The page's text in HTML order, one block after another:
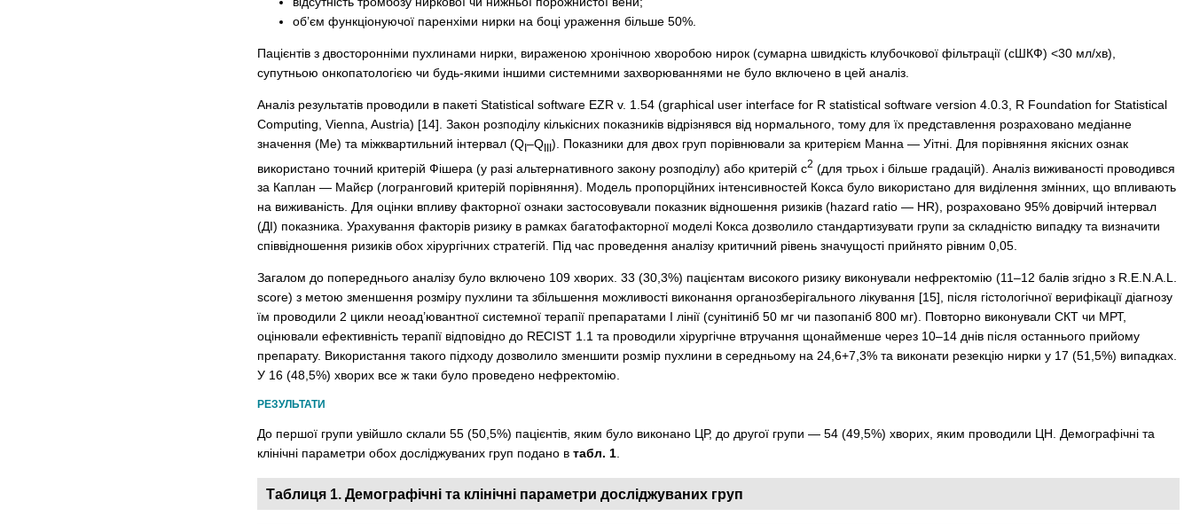
об’єм функціонуючої паренхіми нирки на боці ураження більше 50%.
Пацієнтів з двосторонніми пухлинами нирки, вираженою хронічною хворобою нирок (сумарна швидкість клубочкової фільтрації (сШКФ) <30 мл/хв),
супутньою онкопатологією чи будь-якими іншими системними захворюваннями не було включено в цей аналіз.
Аналіз результатів проводили в пакеті Statistical software EZR v. 1.54 (graphical user interface for R statistical software version 4.0.3, R Foundation for Statistical
Computing, Vienna, Austria) [14]. Закон розподілу кількісних показників відрізнявся від нормального, тому для їх представлення розраховано медіанне
значення (Ме) та міжквартильний інтервал (QI–QIII). Показники для двох груп порівнювали за критерієм Манна — Уітні. Для порівняння якісних ознак
використано точний критерій Фішера (у разі альтернативного закону розподілу) або критерій c2 (для трьох і більше градацій). Аналіз виживаності проводився
за Каплан — Майєр (логранговий критерій порівняння). Модель пропорційних інтенсивностей Кокса було використано для виділення змінних, що впливають
на виживаність. Для оцінки впливу факторної ознаки застосовували показник відношення ризиків (hazard ratio — HR), розраховано 95% довірчий інтервал
(ДІ) показника. Урахування факторів ризику в рамках багатофакторної моделі Кокса дозволило стандартизувати групи за складністю випадку та визначити
співвідношення ризиків обох хірургічних стратегій. Під час проведення аналізу критичний рівень значущості прийнято рівним 0,05.
Загалом до попереднього аналізу було включено 109 хворих. 33 (30,3%) пацієнтам високого ризику виконували нефректомію (11–12 балів згідно з R.E.N.A.L.
score) з метою зменшення розміру пухлини та збільшення можливості виконання органозберігального лікування [15], після гістологічної верифікації діагнозу
їм проводили 2 цикли неоад’ювантної системної терапії препаратами І лінії (сунітиніб 50 мг чи пазопаніб 800 мг). Повторно виконували СКТ чи МРТ,
оцінювали ефективність терапії відповідно до RECIST 1.1 та проводили хірургічне втручання щонайменше через 10–14 днів після останнього прийому
препарату. Використання такого підходу дозволило зменшити розмір пухлини в середньому на 24,6+7,3% та виконати резекцію нирки у 17 (51,5%) випадках.
У 16 (48,5%) хворих все ж таки було проведено нефректомію.
РЕЗУЛЬТАТИ
До першої групи увійшло склали 55 (50,5%) пацієнтів, яким було виконано ЦР, до другої групи — 54 (49,5%) хворих, яким проводили ЦН. Демографічні та
клінічні параметри обох досліджуваних груп подано в табл. 1.
Таблиця 1. Демографічні та клінічні параметри досліджуваних груп